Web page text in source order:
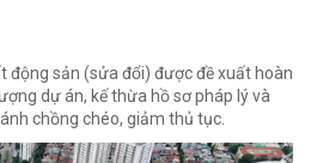
động sản (sửa đổi) được đề xuất hoàn
dự án, kế thừa hồ sơ pháp lý và
chồng chéo, giảm thủ tục.